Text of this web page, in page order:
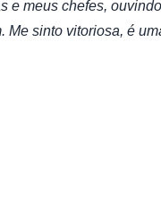
e meus chefes,
Me sinto vitoriosa, é